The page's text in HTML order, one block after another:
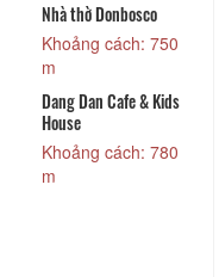
Nhà thờ Donbosco
Khoảng cách: 750
m
Dang Dan Cafe & Kids
House
Khoảng cách: 780
m